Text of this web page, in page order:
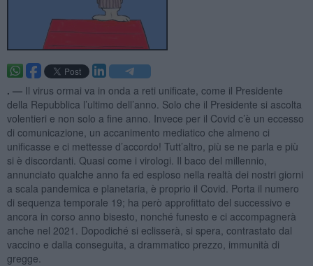
. — Il virus ormai va in onda a reti unificate, come il Presidente
della Repubblica l’ultimo dell’anno. Solo che il Presidente si ascolta
volentieri e non solo a fine anno. Invece per il Covid c’è un eccesso
di comunicazione, un accanimento mediatico che almeno ci
unificasse e ci mettesse d’accordo! Tutt’altro, più se ne parla e più
si è discordanti. Quasi come i virologi. Il baco del millennio,
annunciato qualche anno fa ed esploso nella realtà dei nostri giorni
a scala pandemica e planetaria, è proprio il Covid. Porta il numero
di sequenza temporale 19; ha però approfittato del successivo e
ancora in corso anno bisesto, nonché funesto e ci accompagnerà
anche nel 2021. Dopodiché si eclisserà, si spera, contrastato dal
vaccino e dalla conseguita, a drammatico prezzo, immunità di
gregge.